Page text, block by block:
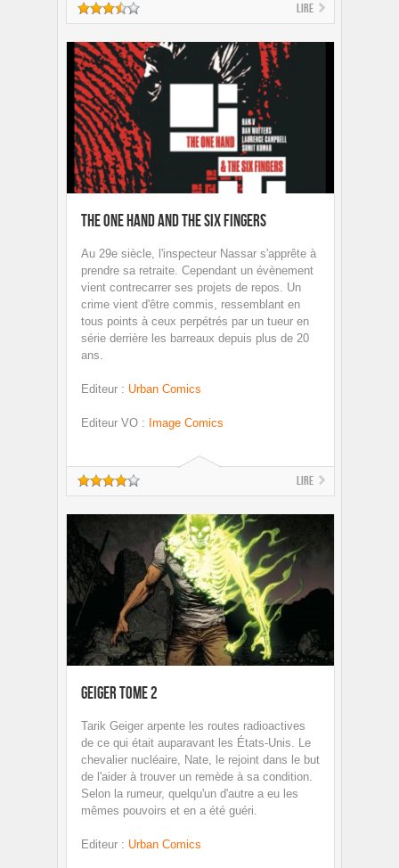
Lire
The one hand and the six fingers
Au 29e siècle, l'inspecteur Nassar s'apprête à
prendre sa retraite. Cependant un évènement
vient contrecarrer ses projets de repos. Un
crime vient d'être commis, ressemblant en
tous points à ceux perpétrés par un tueur en
série derrière les barreaux depuis plus de 20
ans.
Editeur : Urban Comics
Editeur VO : Image Comics
Lire
Geiger tome 2
Tarik Geiger arpente les routes radioactives
de ce qui était auparavant les États-Unis. Le
chevalier nucléaire, Nate, le rejoint dans le but
de l'aider à trouver un remède à sa condition.
Selon la rumeur, quelqu'un d'autre a eu les
mêmes pouvoirs et en a été guéri.
Editeur : Urban Comics